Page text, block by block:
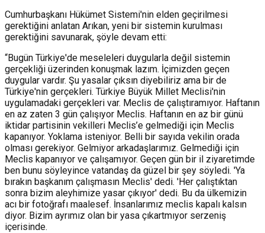
Cumhurbaşkanı Hükümet Sistemi'nin elden geçirilmesi
gerektiğini anlatan Arıkan, yeni bir sistemin kurulması
gerektiğini savunarak, şöyle devam etti:
“Bugün Türkiye'de meseleleri duygularla değil sistemin
gerçekliği üzerinden konuşmak lazım. İçimizden geçen
duygular vardır. Şu yasalar çıksın diyebiliriz ama bir de
Türkiye'nin gerçekleri. Türkiye Büyük Millet Meclisi'nin
uygulamadaki gerçekleri var. Meclis de çalıştıramıyor. Haftanın
en az zaten 3 gün çalışıyor Meclis. Haftanın en az bir günü
iktidar partisinin vekilleri Meclis’e gelmediği için Meclis
kapanıyor. Yoklama isteniyor. Belli bir sayıda vekilin orada
olması gerekiyor. Gelmiyor arkadaşlarımız. Gelmediği için
Meclis kapanıyor ve çalışamıyor. Geçen gün bir il ziyaretimde
ben bunu söyleyince vatandaş da güzel bir şey söyledi. 'Ya
bırakın başkanım çalışmasın Meclis' dedi. 'Her çalıştıktan
sonra bizim aleyhimize yasar çıkıyor' dedi. Bu da ülkemizin
acı bir fotoğrafı maalesef. İnsanlarımız meclis kapalı kalsın
diyor. Bizim ayrımız olan bir yasa çıkartmıyor serzeniş
içerisinde.